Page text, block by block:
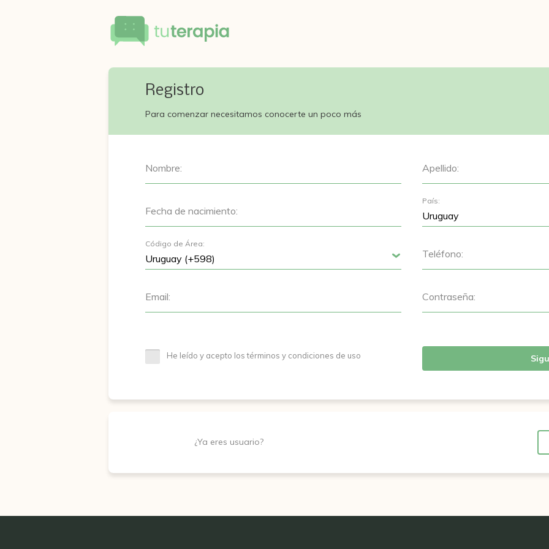
Registro
Para comenzar necesitamos conocerte un poco más
Nombre: Apellido:
Fecha de nacimiento:
País:
Código de Área:
Teléfono:
Email: Contraseña:
He leído y acepto los términos y condiciones de uso
¿Ya eres usuario?